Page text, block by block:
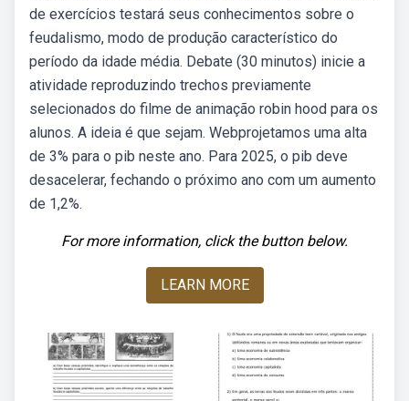
de exercícios testará seus conhecimentos sobre o
feudalismo, modo de produção característico do
período da idade média. Debate (30 minutos) inicie a
atividade reproduzindo trechos previamente
selecionados do filme de animação robin hood para os
alunos. A ideia é que sejam. Webprojetamos uma alta
de 3% para o pib neste ano. Para 2025, o pib deve
desacelerar, fechando o próximo ano com um aumento
de 1,2%.
For more information, click the button below.
LEARN MORE